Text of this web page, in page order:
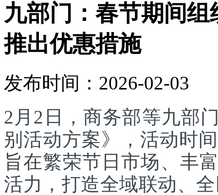
九部门：春节期间
推出优惠措施
发布时间：2026-02-03
2月2日，商务部等九部
别活动方案》，活动时
旨在繁荣节日市场、丰
活力，打造全域联动、